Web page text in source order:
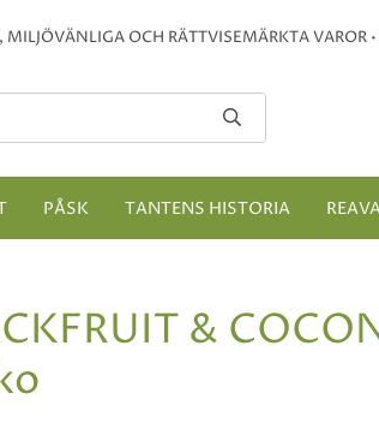
MILJÖVÄNLIGA OCH RÄTTVISEMÄRKTA VAROR
PÅSK TANTENS HISTORIA
&